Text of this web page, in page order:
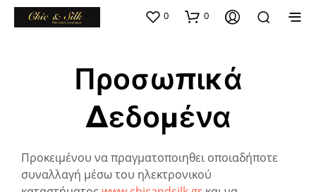
0 0
Προσωπικά
Δεδομένα
Προκειμένου να πραγματοποιηθει οποιαδήποτε
συναλλαγή μέσω του ηλεκτρονικού